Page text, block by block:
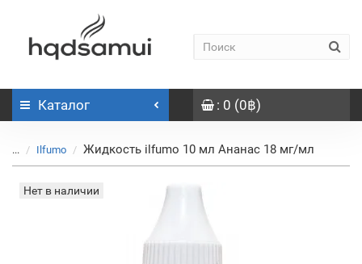
Каталог : 0 (0฿)
... Ilfumo Жидкость ilfumo 10 мл Ананас 18 мг/мл
Нет в наличии